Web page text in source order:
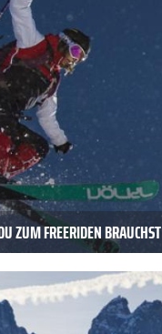
ZUM FREERIDEN BRAUCHST